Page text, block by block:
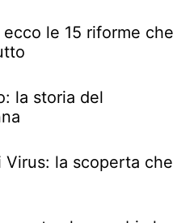
le 15 riforme che
la storia del
Virus: la scoperta che